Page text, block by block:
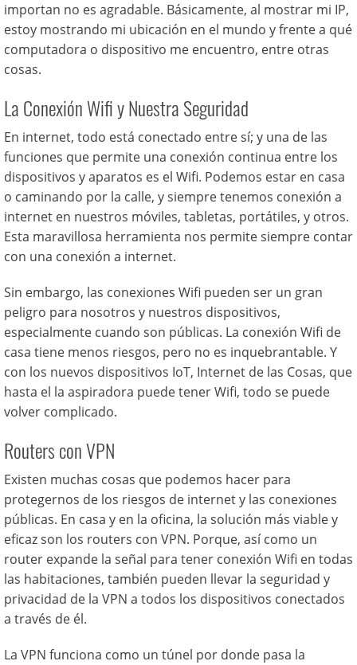
importan no es agradable. Básicamente, al mostrar mi IP,
estoy mostrando mi ubicación en el mundo y frente a qué
computadora o dispositivo me encuentro, entre otras
cosas.
La Conexión Wifi y Nuestra Seguridad
En internet, todo está conectado entre sí; y una de las
funciones que permite una conexión continua entre los
dispositivos y aparatos es el Wifi. Podemos estar en casa
o caminando por la calle, y siempre tenemos conexión a
internet en nuestros móviles, tabletas, portátiles, y otros.
Esta maravillosa herramienta nos permite siempre contar
con una conexión a internet.
Sin embargo, las conexiones Wifi pueden ser un gran
peligro para nosotros y nuestros dispositivos,
especialmente cuando son públicas. La conexión Wifi de
casa tiene menos riesgos, pero no es inquebrantable. Y
con los nuevos dispositivos IoT, Internet de las Cosas, que
hasta el la aspiradora puede tener Wifi, todo se puede
volver complicado.
Routers con VPN
Existen muchas cosas que podemos hacer para
protegernos de los riesgos de internet y las conexiones
públicas. En casa y en la oficina, la solución más viable y
eficaz son los routers con VPN. Porque, así como un
router expande la señal para tener conexión Wifi en todas
las habitaciones, también pueden llevar la seguridad y
privacidad de la VPN a todos los dispositivos conectados
a través de él.
La VPN funciona como un túnel por donde pasa la